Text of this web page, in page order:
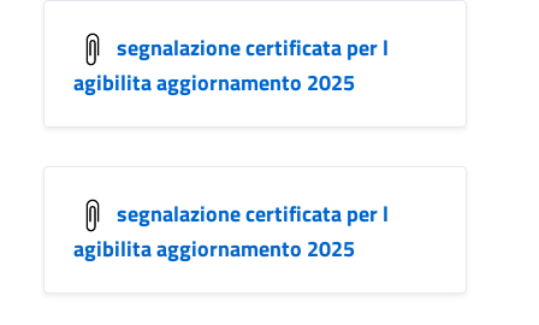
segnalazione certificata per l
agibilita aggiornamento 2025
segnalazione certificata per l
agibilita aggiornamento 2025